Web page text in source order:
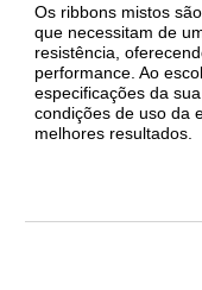
Os ribbons mistos
que necessitam de
resistência,
performance. Ao
especificações da
condições de uso da
melhores resultados.